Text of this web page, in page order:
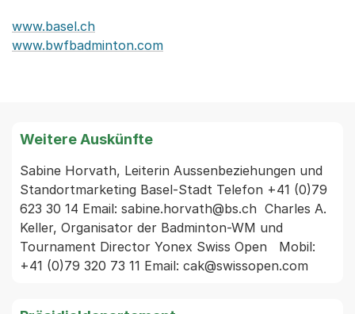
www.basel.ch
www.bwfbadminton.com
Weitere Auskünfte
Sabine Horvath, Leiterin Aussenbeziehungen und
Standortmarketing Basel-Stadt Telefon +41 (0)79
623 30 14 Email: sabine.horvath@bs.ch  Charles A.
Keller, Organisator der Badminton-WM und
Tournament Director Yonex Swiss Open   Mobil:
+41 (0)79 320 73 11 Email: cak@swissopen.com